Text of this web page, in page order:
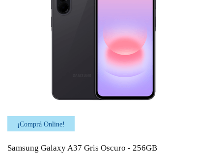
¡Comprá Online!
Samsung Galaxy A37 Gris Oscuro - 256GB